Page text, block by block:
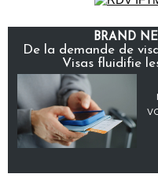
BRAND
De la demande de
Visas fluidifie